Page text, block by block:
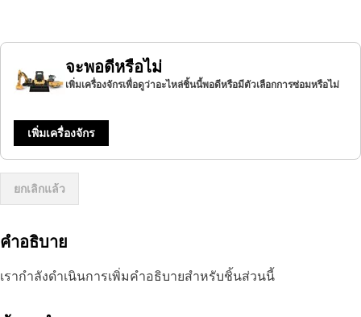
จะพอดีหรือไม่
เพิ่มเครื่องจักรเพื่อดูว่าอะไหล่ชิ้นนี้พอดีหรือมีตัวเลือกการซ่อมหรือไม่
เพิ่มเครื่องจักร
ยกเลิกแล้ว
คำอธิบาย
เรากำลังดำเนินการเพิ่มคำอธิบายสำหรับชิ้นส่วนนี้